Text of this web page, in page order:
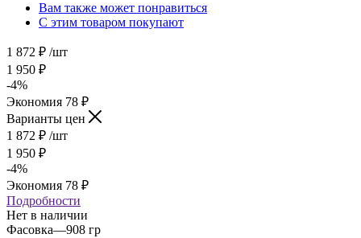
Вам также может понравиться
С этим товаром покупают
1 872 ₽ /шт
1 950 ₽
-4%
Экономия 78 ₽
Варианты цен
1 872 ₽ /шт
1 950 ₽
-4%
Экономия 78 ₽
Подробности
Нет в наличии
Фасовка—908 гр